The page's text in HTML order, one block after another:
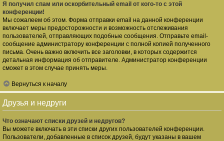
Я получил спам или оскорбительный email от кого-то с этой
конференции!
Мы сожалеем об этом. Форма отправки email на данной конференции
включает меры предосторожности и возможность отслеживания
пользователей, отправляющих подобные сообщения. Отправьте email-
сообщение администратору конференции с полной копией полученного
письма. Очень важно включить все заголовки, в которых содержится
детальная информация об отправителе. Администратор конференции
сможет в этом случае принять меры.
Вернуться к началу
Друзья и недруги
Что означают списки друзей и недругов?
Вы можете включать в эти списки других пользователей конференции.
Пользователи, добавленные в список друзей, будут указаны в вашем